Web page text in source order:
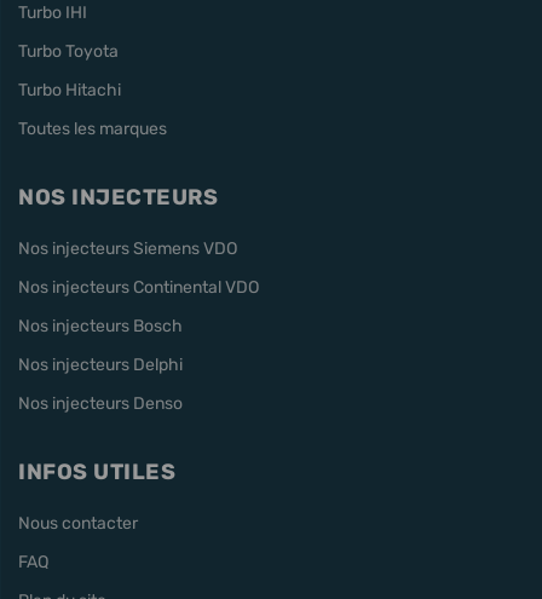
Turbo IHI
Turbo Toyota
Turbo Hitachi
Toutes les marques
NOS INJECTEURS
Nos injecteurs Siemens VDO
Nos injecteurs Continental VDO
Nos injecteurs Bosch
Nos injecteurs Delphi
Nos injecteurs Denso
INFOS UTILES
Nous contacter
FAQ